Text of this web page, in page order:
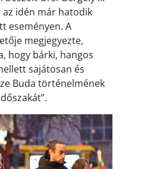
idén már hatodik
eseményen. A
megjegyezte,
hogy bárki, hangos
sajátosan és
Buda történelmének